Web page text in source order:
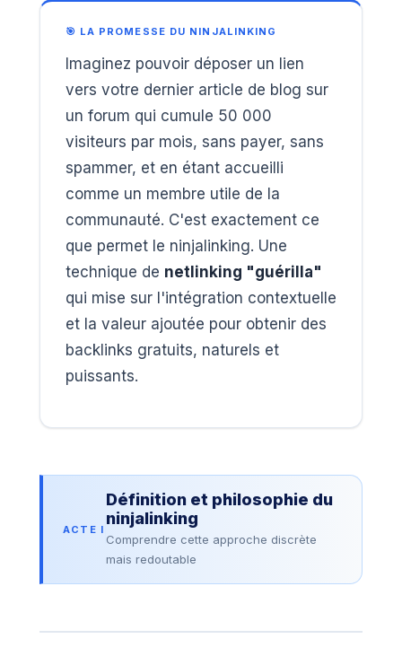
🎯 LA PROMESSE DU NINJALINKING
Imaginez pouvoir déposer un lien
vers votre dernier article de blog sur
un forum qui cumule 50 000
visiteurs par mois, sans payer, sans
spammer, et en étant accueilli
comme un membre utile de la
communauté. C'est exactement ce
que permet le ninjalinking. Une
technique de netlinking "guérilla"
qui mise sur l'intégration contextuelle
et la valeur ajoutée pour obtenir des
backlinks gratuits, naturels et
puissants.
ACTE I
Définition et philosophie du
ninjalinking
Comprendre cette approche discrète
mais redoutable